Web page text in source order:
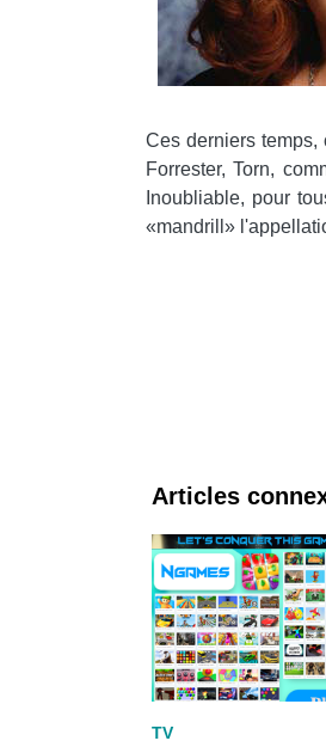
Ces derniers
Forrester, Torn,
Inoubliable, pour
«mandrill»
Articles
TV